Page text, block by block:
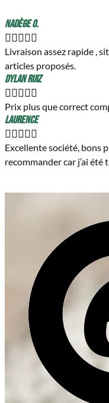
Nadège O.

Livraison assez rapide ,
articles proposés.
Dylan Ruiz

Prix plus que correct
Laurence

Excellente société, bons
recommander car j’ai été